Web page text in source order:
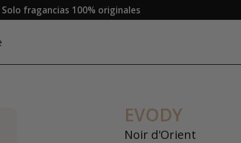
Solo fragancias 100% originales
EVODY
Noir d'Orient